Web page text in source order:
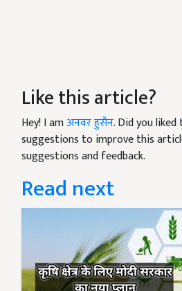
Like this article?
Hey! I amअनवर हुसैन. Did you
suggestions to improve this
suggestions and feedback.
Read next